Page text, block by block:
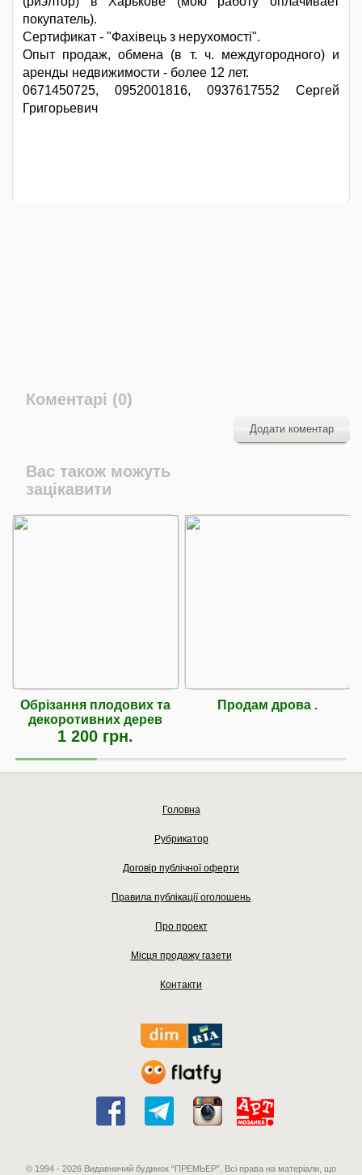
покупатель).
Сертификат - "Фахівець з нерухомості".
Опыт продаж, обмена (в т. ч. междугородного) и
аренды недвижимости - более 12 лет.
0671450725, 0952001816, 0937617552 Сергей
Григорьевич
Коментарі (0)
Додати коментар
Вас також можуть
зацікавити
Обрізання плодових та
декоротивних дерев
1 200 грн.
Продам дрова .
Головна
Рубрикатор
Договір публічної оферти
Правила публікації оголошень
Про проект
Місця продажу газети
Контакти
© 1994 - 2026 Видавничий будинок “ПРЕМЬЕР”. Всі права на матеріали, що